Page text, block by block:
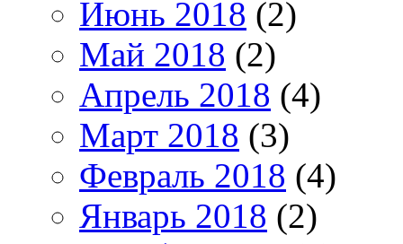
Июнь 2018 (2)
Май 2018 (2)
Апрель 2018 (4)
Март 2018 (3)
Февраль 2018 (4)
Январь 2018 (2)